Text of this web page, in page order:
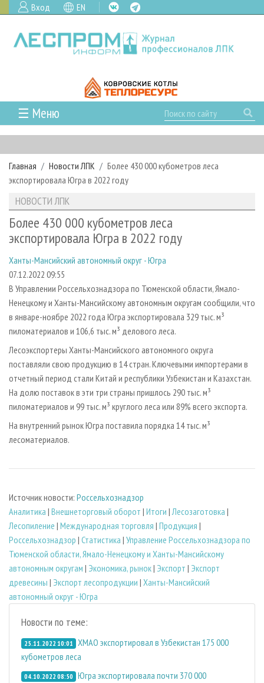
Вход EN
☰ Меню
ГЛАВНАЯ
РУБРИКИ И ТЕМЫ
РУБРИКИ ЖУРНАЛА
ЛЕСОЗАГОТОВКА
ЛЕСОПИЛЕНИЕ
СУШКА ДРЕВЕСИНЫ
ПРОИЗВОДСТВО ДРЕВЕСНЫХ ПЛИТ
ДЕРЕВЯННОЕ ДОМОСТРОЕНИЕ
ПРОИЗВОДСТВО МЕБЕЛИ
БИОЭНЕРГЕТИКА
ЦБП
ИНСТРУМЕНТ И МАТЕРИАЛЫ
НОВОСТИ
НОВОСТИ ЛПК
НОВОСТИ ЖУРНАЛА
ПРОЕКТЫ ЛПИ
АНАЛИТИКА
ПРЕДПРИЯТИЯ ЛПК
ПЕРСОНЫ
МОБИЛЬНЫЕ ВЫСТАВКИ
ОФИЦИАЛЬНЫЕ ДЕЛЕГАЦИИ
ПРИОРИТЕТНЫЕ ИНВЕСТПРОЕКТЫ
RUSSIAN FORESTRY REVIEW
ГАЗЕТА ЛЕСПРОМФОРУМ
БИБЛИОТЕКА СПЕЦИАЛИСТА
АРХИВ ЖУРНАЛОВ
О ЖУРНАЛЕ
ПОДПИСКА
КОНТАКТЫ
РЕКЛАМОДАТЕЛЯМ
РЕКЛАМА
РЕКЛАМА НА САЙТЕ
Главная Новости ЛПК
Более 430 000 кубометров леса
экспортировала Югра в 2022 году
НОВОСТИ ЛПК
Более 430 000 кубометров леса
экспортировала Югра в 2022 году
Ханты-Мансийский автономный округ - Югра
07.12.2022 09:55
В Управлении Россельхознадзора по Тюменской области, Ямало-
Ненецкому и Ханты-Мансийскому автономным округам сообщили, что
в январе-ноябре 2022 года Югра экспортировала 329 тыс. м³
пиломатериалов и 106,6 тыс. м³ делового леса.
Лесоэкспортеры Ханты-Мансийского автономного округа
поставляли свою продукцию в 14 стран. Ключевыми импортерами в
отчетный период стали Китай и республики Узбекистан и Казахстан.
На долю поставок в эти три страны пришлось 290 тыс. м³
пиломатериалов и 99 тыс. м³ круглого леса или 89% всего экспорта.
На внутренний рынок Югра поставила порядка 14 тыс. м³
лесоматериалов.
Источник новости: Россельхознадзор
Аналитика | Внешнеторговый оборот | Итоги |Лесозаготовка |
Лесопиление | Международная торговля | Продукция |
Россельхознадзор | Статистика | Управление Россельхознадзора по
Тюменской области, Ямало-Ненецкому и Ханты-Мансийскому
автономным округам | Экономика, рынок| Экспорт | Экспорт
древесины | Экспорт лесопродукции | Ханты-Мансийский
автономный округ - Югра
Новости по теме:
25.11.2022 10:01 ХМАО экспортировал в Узбекистан 175 000
кубометров леса
04.10.2022 08:50 Югра экспортировала почти 370 000